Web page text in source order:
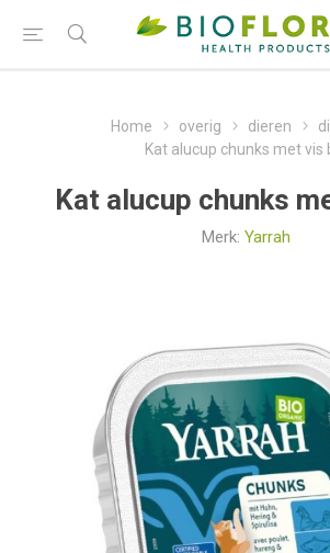
Home overig dieren
Kat alucup chunks met vis
Kat alucup chunks
Merk: Yarrah